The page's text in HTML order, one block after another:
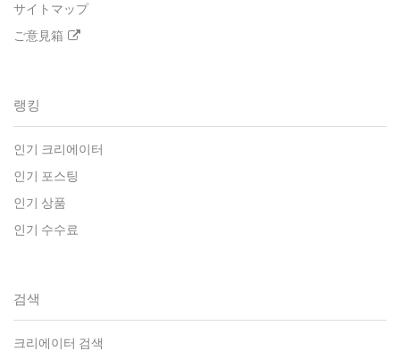
サイトマップ
ご意見箱
랭킹
인기 크리에이터
인기 포스팅
인기 상품
인기 수수료
검색
크리에이터 검색